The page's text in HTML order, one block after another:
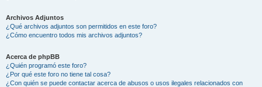
Archivos Adjuntos
¿Qué archivos adjuntos son permitidos en este foro?
¿Cómo encuentro todos mis archivos adjuntos?
Acerca de phpBB
¿Quién programó este foro?
¿Por qué este foro no tiene tal cosa?
¿Con quién se puede contactar acerca de abusos o usos ilegales relacionados con